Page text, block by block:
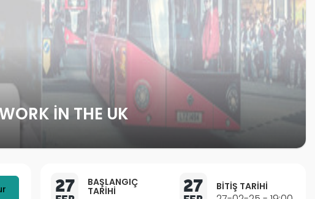
IN THE UK
27 BAŞLANGIÇ
TARIHI 27 BITIŞ TARIHI